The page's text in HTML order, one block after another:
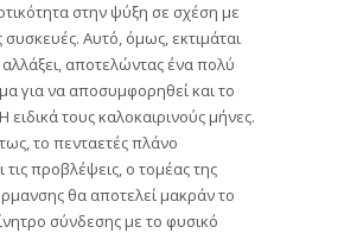
στην ψύξη σε σχέση με
συσκευές. Αυτό, όμως, εκτιμάται
αλλάξει, αποτελώντας ένα πολύ
για να αποσυμφορηθεί και το
ειδικά τους καλοκαιρινούς μήνες.
το πενταετές πλάνο
τις προβλέψεις, ο τομέας της
θα αποτελεί μακράν το
σύνδεσης με το φυσικό